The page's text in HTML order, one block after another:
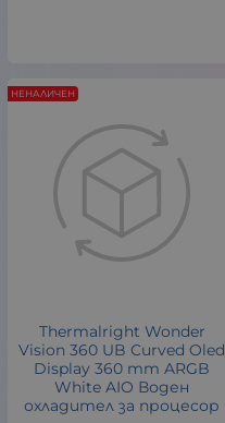
Thermalright Wonder
Vision 360 UB Curved Oled
Display 360 mm ARGB
White AIO Воден
охладител за процесор
НЕНАЛИЧЕН